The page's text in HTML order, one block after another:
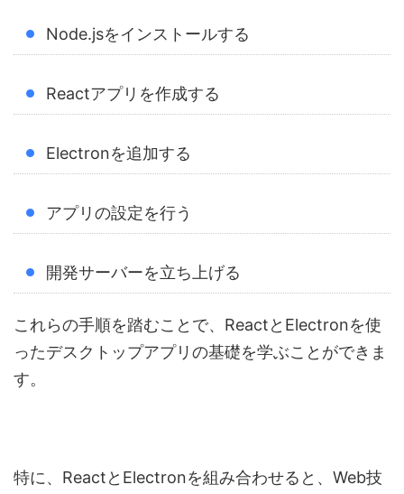
Node.jsをインストールする
Reactアプリを作成する
Electronを追加する
アプリの設定を行う
開発サーバーを立ち上げる
これらの手順を踏むことで、ReactとElectronを使
ったデスクトップアプリの基礎を学ぶことができま
す。
特に、ReactとElectronを組み合わせると、Web技